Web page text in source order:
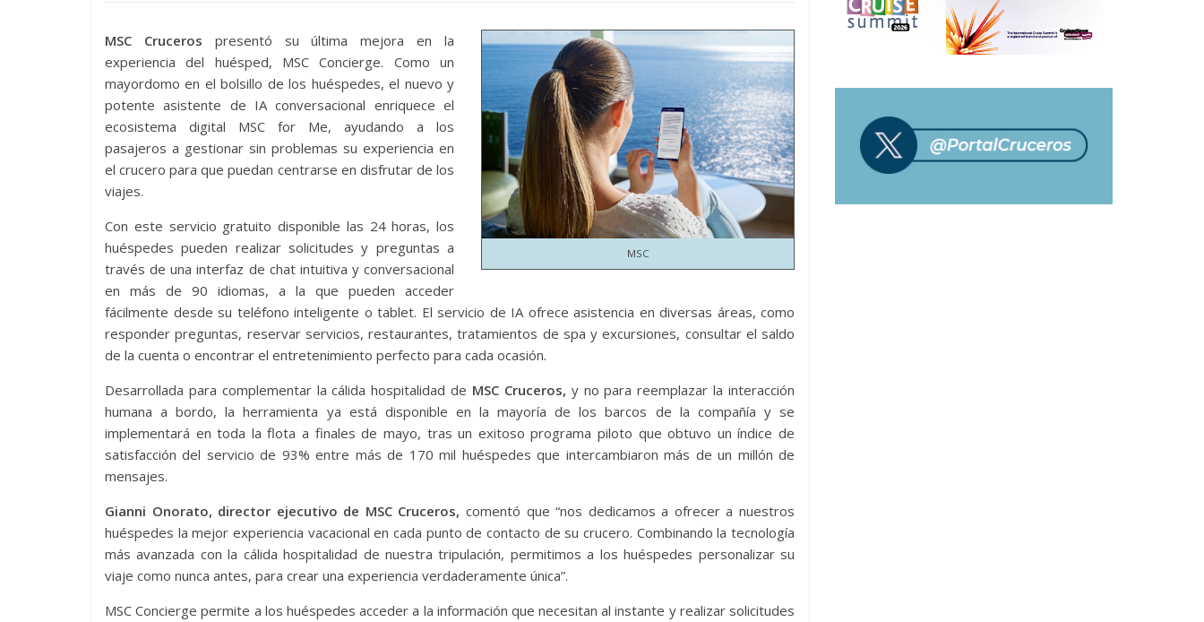
MSC
MSC Cruceros presentó su última mejora en la
experiencia del huésped, MSC Concierge. Como un
mayordomo en el bolsillo de los huéspedes, el nuevo y
potente asistente de IA conversacional enriquece el
ecosistema digital MSC for Me, ayudando a los
pasajeros a gestionar sin problemas su experiencia en
el crucero para que puedan centrarse en disfrutar de los
viajes.
Con este servicio gratuito disponible las 24 horas, los
huéspedes pueden realizar solicitudes y preguntas a
través de una interfaz de chat intuitiva y conversacional
en más de 90 idiomas, a la que pueden acceder
fácilmente desde su teléfono inteligente o tablet. El servicio de IA ofrece asistencia en diversas áreas, como
responder preguntas, reservar servicios, restaurantes, tratamientos de spa y excursiones, consultar el saldo
de la cuenta o encontrar el entretenimiento perfecto para cada ocasión.
Desarrollada para complementar la cálida hospitalidad de MSC Cruceros, y no para reemplazar la interacción
humana a bordo, la herramienta ya está disponible en la mayoría de los barcos de la compañía y se
implementará en toda la flota a finales de mayo, tras un exitoso programa piloto que obtuvo un índice de
satisfacción del servicio de 93% entre más de 170 mil huéspedes que intercambiaron más de un millón de
mensajes.
Gianni Onorato, director ejecutivo de MSC Cruceros, comentó que “nos dedicamos a ofrecer a nuestros
huéspedes la mejor experiencia vacacional en cada punto de contacto de su crucero. Combinando la tecnología
más avanzada con la cálida hospitalidad de nuestra tripulación, permitimos a los huéspedes personalizar su
viaje como nunca antes, para crear una experiencia verdaderamente única”.
MSC Concierge permite a los huéspedes acceder a la información que necesitan al instante y realizar solicitudes